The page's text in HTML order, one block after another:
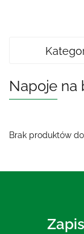
Napoje na
Brak produktów